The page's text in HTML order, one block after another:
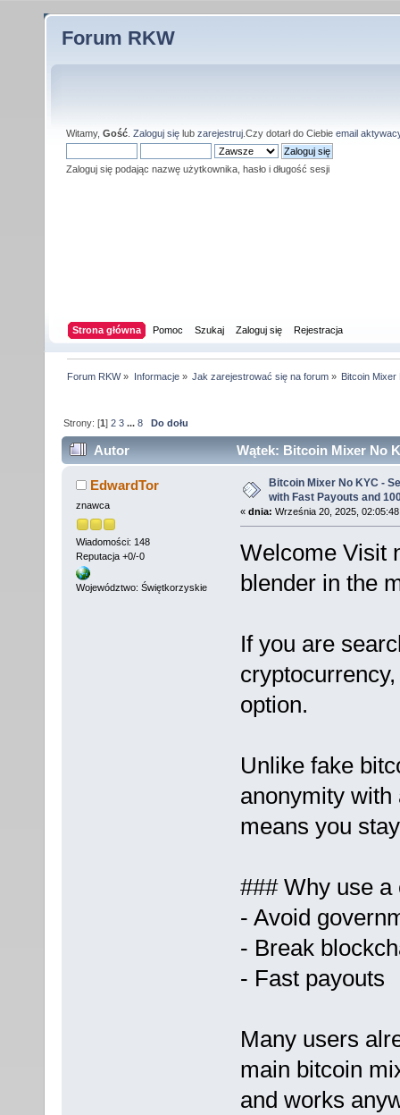
Forum RKW
Witamy, Gość Zaloguj się lub zarejestruj .Czy dotarł do Ciebie email
Zaloguj się podając nazwę użytkownika, hasło i długość sesji
Strona główna Pomoc Szukaj Zaloguj się Rejestracja
Forum RKW» Informacje» Jak zarejestrować się na forum» Bitcoin
Strony: [1]2 3 ...8 Do dołu
Autor
Wątek: Bitcoin Mixer No
Privacy (Przeczytany 4576 razy)
EdwardTor
znawca
Wiadomości: 148
Reputacja +0/-0
Województwo: Świętkorzyskie
Bitcoin Mixer No KYC -
with Fast Payouts and
« dnia: Września 20, 2025,
Welcome Visit
blender in the
If you are
option.
Unlike fake
anonymity with
means you
### Why use
- Avoid
- Break
- Fast payouts
Many users
main bitcoin
and works